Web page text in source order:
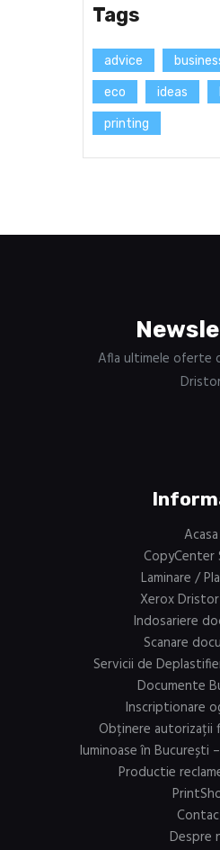
Tags
advice
eco ideas
printing
Afla ultimele oferte
Acasa
CopyCenter
Laminare /
Xerox
Indosariere
Scanare
Servicii de
Documente
Inscriptionare
Obținere autorizații
luminoase în București
Productie
Despre